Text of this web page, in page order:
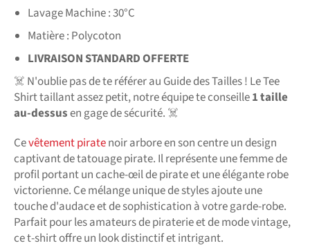
Lavage Machine : 30°C
Matière : Polycoton
LIVRAISON STANDARD OFFERTE
☠️ N'oublie pas de te référer au Guide des Tailles ! Le Tee
Shirt taillant assez petit, notre équipe te conseille1 taille
au-dessusen gage de sécurité. ☠️
Cevêtement piratenoir arbore en son centre un design
captivant de tatouage pirate. Il représente une femme de
profil portant un cache-œil de pirate et une élégante robe
victorienne. Ce mélange unique de styles ajoute une
touche d'audace et de sophistication à votre garde-robe.
Parfait pour les amateurs de piraterie et de mode vintage,
ce t-shirt offre un look distinctif et intrigant.